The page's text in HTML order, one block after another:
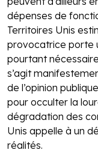
dépenses de
Territoires Unis
provocatrice porte
pourtant
s’agit
de l’opinion
pour occulter la
dégradation des
Unis appelle à un
réalités.